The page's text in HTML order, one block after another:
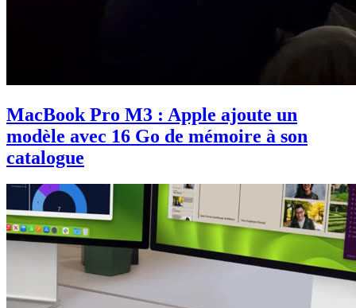
MacBook Pro M3 : Apple ajoute un
modèle avec 16 Go de mémoire à son
catalogue